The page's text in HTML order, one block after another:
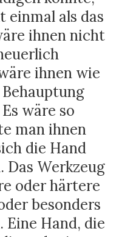
einmal als das
ihnen nicht
ihnen wie
wäre so
man ihnen
die Hand
Das Werkzeug
oder härtere
besonders
Eine Hand, die